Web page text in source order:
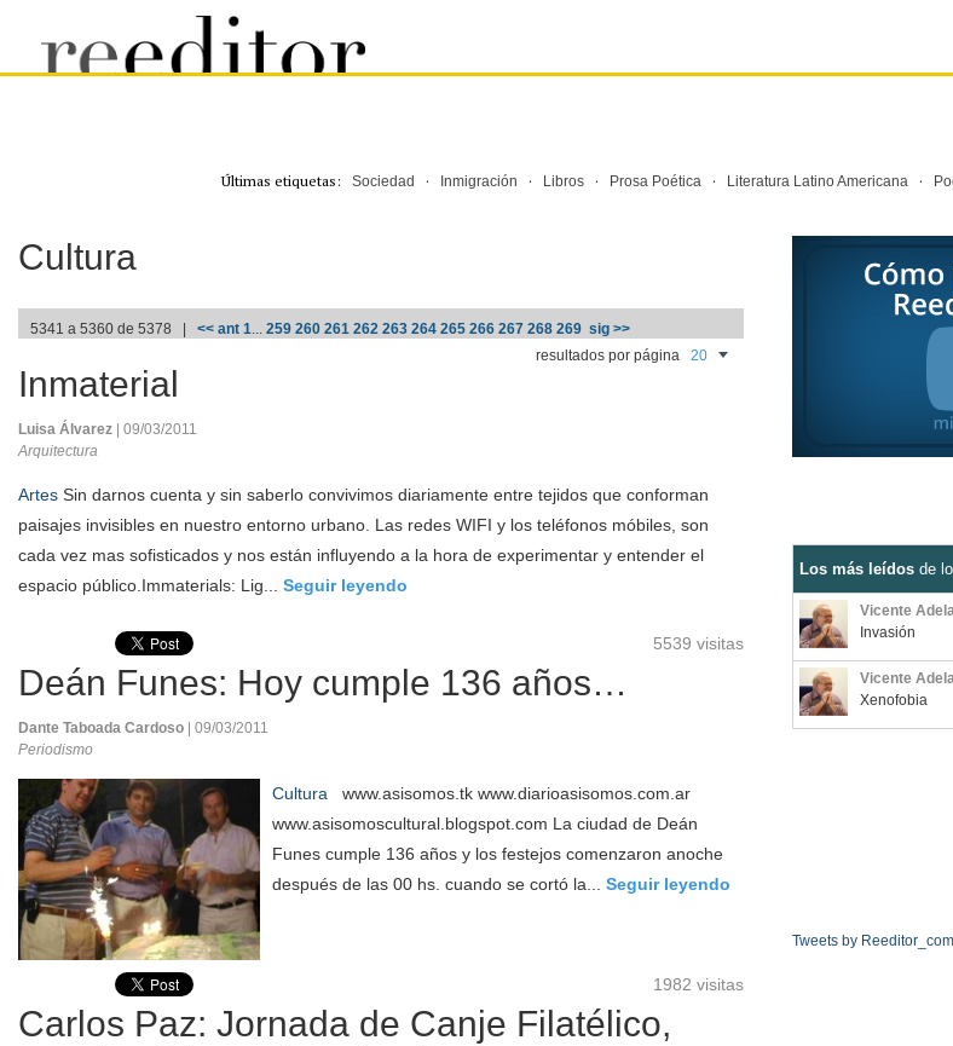
Últimas etiquetas: Sociedad · Inmigración · Libros· Prosa Poética· Literatura Latino Americana·
Cultura
5341 a 5360 de 5378 | << ant 1... 259 260 261 262 263 264 265 266 267 268 269 sig >>
resultados por página
Inmaterial
Luisa Álvarez
| 09/03/2011
Arquitectura
Artes Sin darnos cuenta y sin saberlo convivimos diariamente entre tejidos que conforman
paisajes invisibles en nuestro entorno urbano. Las redes WIFI y los teléfonos móbiles, son
cada vez mas sofisticados y nos están influyendo a la hora de experimentar y entender el
espacio público.Immaterials: Lig... Seguir leyendo
5539 visitas
Deán Funes: Hoy cumple 136 años…
Dante Taboada Cardoso
| 09/03/2011
Periodismo
Cultura www.asisomos.tk www.diarioasisomos.com.ar
www.asisomoscultural.blogspot.com La ciudad de Deán
Funes cumple 136 años y los festejos comenzaron anoche
después de las 00 hs. cuando se cortó la... Seguir leyendo
1982 visitas
Carlos Paz: Jornada de Canje Filatélico,
Los más leídos de
Vicente
Invasión
Vicente
Xenofobia
Tweets by Reeditor_com